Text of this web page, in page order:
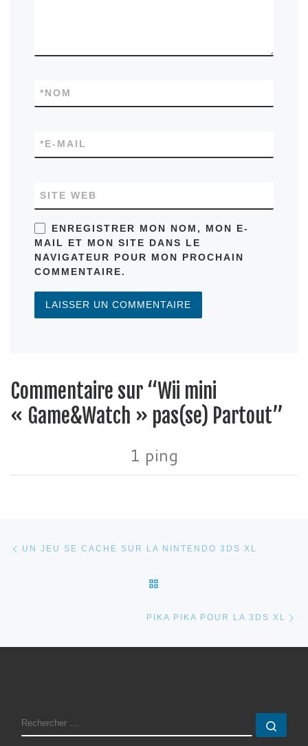
NOM
*
E-MAIL
*
SITE WEB
ENREGISTRER MON NOM, MON E-
MAIL ET MON SITE DANS LE
NAVIGATEUR POUR MON PROCHAIN
COMMENTAIRE.
Commentaire sur “Wii mini
« Game&Watch » pas(se) Partout”
1 ping
Parcourir les articles
UN JEU SE CACHE SUR LA NINTENDO 3DS XL
PIKA PIKA POUR LA 3DS XL
RECHERCHER